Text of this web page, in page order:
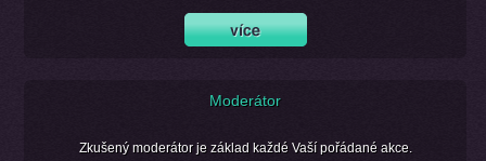
Moderátor
Zkušený moderátor je základ každé Vaší pořádané akce.